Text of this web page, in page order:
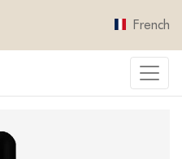
French